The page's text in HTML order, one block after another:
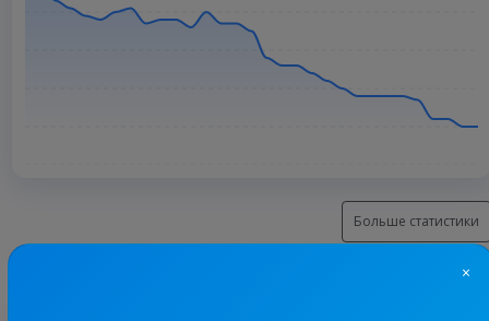
Больше статистики
×